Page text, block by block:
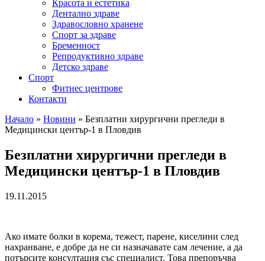
Красота и естетика
Дентално здраве
Здравословно хранене
Спорт за здраве
Бременност
Репродуктивно здраве
Детско здраве
Спорт
Фитнес центрове
Контакти
Начало » Новини » Безплатни хирургични прегледи в
Медицински център-1 в Пловдив
Безплатни хирургични прегледи в
Медицински център-1 в Пловдив
19.11.2015
Ако имате болки в корема, тежест, парене, киселини след
нахранване, е добре да не си назначавате сам лечение, а да
потърсите консултация със специалист. Това препоръчва